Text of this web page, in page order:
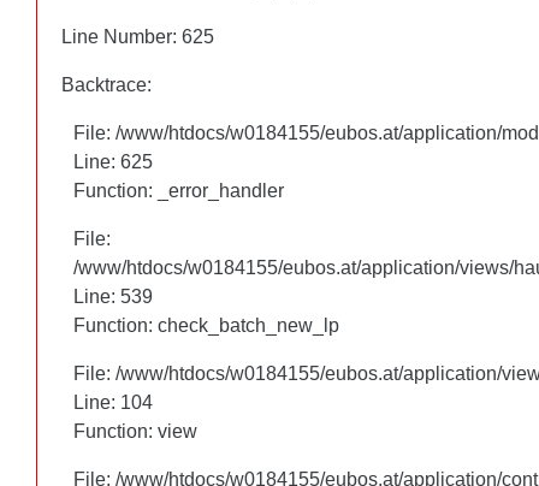
Line Number: 625
Backtrace:
File: /www/htdocs/w0184155/eubos.at/application/
Line: 625
Function: _error_handler
File:
/www/htdocs/w0184155/eubos.at/application/views/
Line: 460
Function: check_batch_new_lp
File: /www/htdocs/w0184155/eubos.at/application/
Line: 104
Function: view
File: /www/htdocs/w0184155/eubos.at/application/
Line Number: 625
Backtrace:
File: /www/htdocs/w0184155/eubos.at/application/
Line: 625
Function: _error_handler
File:
/www/htdocs/w0184155/eubos.at/application/views/
Line: 539
Function: check_batch_new_lp
File: /www/htdocs/w0184155/eubos.at/application/
Line: 104
Function: view
File: /www/htdocs/w0184155/eubos.at/application/